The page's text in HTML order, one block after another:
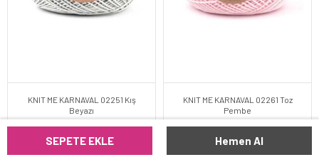
SEPETE EKLE Hemen Al
KNIT ME KARNAVAL 02251 Kış
Beyazı
KNIT ME KARNAVAL 02261 Toz
Pembe